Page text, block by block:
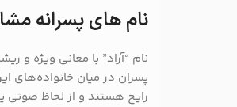
نام های پسرانه
نام “آراد” با معانی ویژه و
پسران در میان خانواده‌های
رایج هستند و از لحاظ صوتی